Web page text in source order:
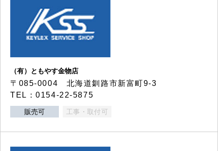
（有）ともやす金物店
〒085-0004 北海道釧路市新富町9-3
TEL：0154-22-5875
販売可 工事・取付可